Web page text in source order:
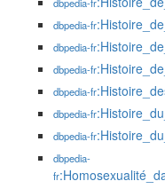
dbpedia-fr
dbpedia-fr
dbpedia-fr
dbpedia-fr
dbpedia-fr
dbpedia-fr
dbpedia-
fr